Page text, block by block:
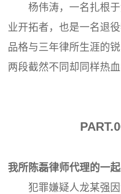
杨伟涛，一名扎根
业开拓者，也是一名退
品格与三年律所生涯的
两段截然不同却同样热血
PART.
我所陈磊律师代理的一
犯罪嫌疑人龙某强